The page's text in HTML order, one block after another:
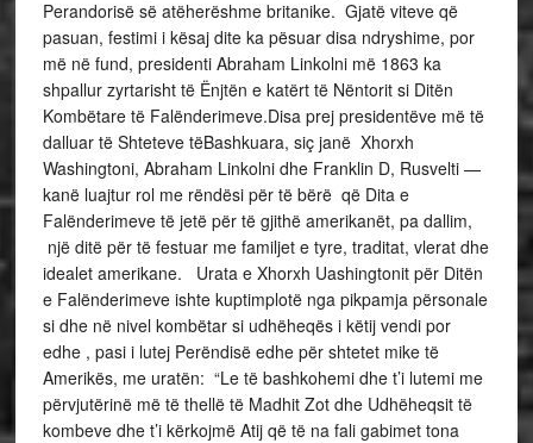
Perandorisë së atëherëshme britanike. Gjatë viteve që
pasuan, festimi i kësaj dite ka pësuar disa ndryshime, por
më në fund, presidenti Abraham Linkolni më 1863 ka
shpallur zyrtarisht të Ënjtën e katërt të Nëntorit si Ditën
Kombëtare të Falënderimeve.Disa prej presidentëve më të
dalluar të Shteteve tëBashkuara, siç janë Xhorxh
Washingtoni, Abraham Linkolni dhe Franklin D, Rusvelti —
kanë luajtur rol me rëndësi për të bërë që Dita e
Falënderimeve të jetë për të gjithë amerikanët, pa dallim,
një ditë për të festuar me familjet e tyre, traditat, vlerat dhe
idealet amerikane. Urata e Xhorxh Uashingtonit për Ditën
e Falënderimeve ishte kuptimplotë nga pikpamja përsonale
si dhe në nivel kombëtar si udhëheqës i këtij vendi por
edhe , pasi i lutej Perëndisë edhe për shtetet mike të
Amerikës, me uratën: “Le të bashkohemi dhe t’i lutemi me
përvjutërinë më të thellë të Madhit Zot dhe Udhëheqsit të
kombeve dhe t’i kërkojmë Atij që të na fali gabimet tona